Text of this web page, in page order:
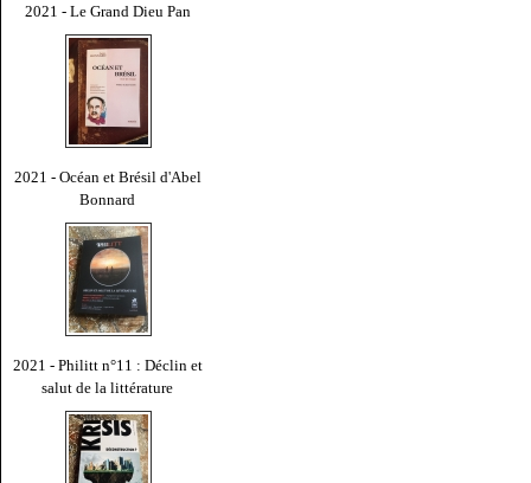
2021 - Le Grand Dieu Pan
2021 - Océan et Brésil d'Abel
Bonnard
2021 - Philitt n°11 : Déclin et
salut de la littérature